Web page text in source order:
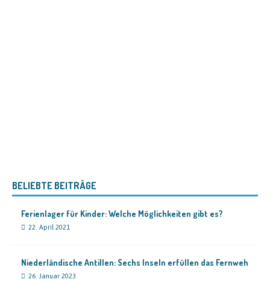
BELIEBTE BEITRÄGE
Ferienlager für Kinder: Welche Möglichkeiten gibt es?
22. April 2021
Niederländische Antillen: Sechs Inseln erfüllen das Fernweh
26. Januar 2023